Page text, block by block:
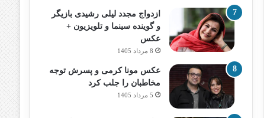
ازدواج مجدد لیلی رشیدی بازیگر
و گوینده سینما و تلویزیون +
عکس
8 مرداد 1405
عکس مونا کرمی و پسرش توجه
مخاطبان را جلب کرد
5 مرداد 1405